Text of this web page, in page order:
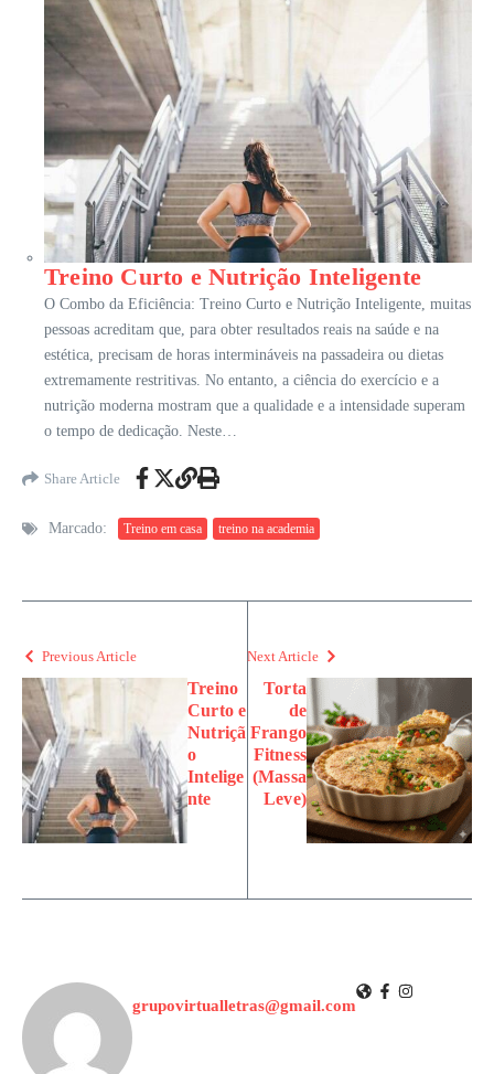
Treino Curto e Nutrição Inteligente
O Combo da Eficiência: Treino Curto e Nutrição Inteligente, muitas
pessoas acreditam que, para obter resultados reais na saúde e na
estética, precisam de horas intermináveis na passadeira ou dietas
extremamente restritivas. No entanto, a ciência do exercício e a
nutrição moderna mostram que a qualidade e a intensidade superam
o tempo de dedicação. Neste…
Share Article
Marcado: Treino em casa treino na academia
Previous Article
Treino
Curto e
Nutriçã
o
Intelige
nte
Next Article
Torta
de
Frango
Fitness
(Massa
Leve)
grupovirtualletras@gmail.com